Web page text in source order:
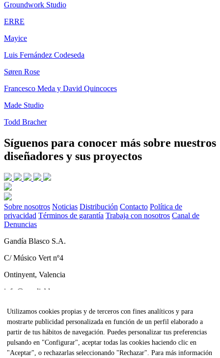
Groundwork Studio
ERRE
Mayice
Luis Fernández Codeseda
Søren Rose
Francesco Meda y David Quincoces
Made Studio
Todd Bracher
Síguenos para conocer más sobre nuestros
diseñadores y sus proyectos
Sobre nosotros Noticias Distribución Contacto Política de
privacidad Términos de garantía Trabaja con nosotros Canal de
Denuncias
Gandía Blasco S.A.
C/ Músico Vert nº4
Ontinyent, Valencia
info@gandiablasco.com
Tel +34 962 911 320
CIF: ESA46011888
Subscríbete a nuestra newsletter
Utilizamos cookies propias y de terceros con fines analíticos y para
mostrarte publicidad personalizada en función de un perfil elaborado a
partir de tus hábitos de navegación. Puedes personalizar tus preferencias
pulsando en "Configurar", aceptar todas las cookies haciendo clic en
"Aceptar", o rechazarlas seleccionando "Rechazar". Para más información